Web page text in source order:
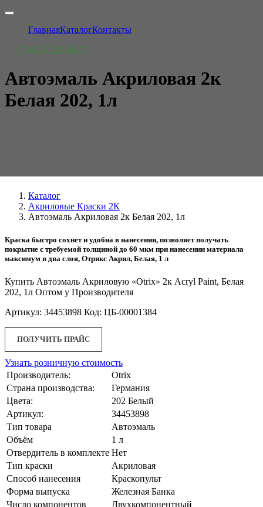
ГлавнаяКаталогКонтакты
+7 (812) 329-00-77
Автоэмаль Акриловая 2к
Белая 202, 1л
Каталог
Акриловые Краски 2К
Автоэмаль Акриловая 2к Белая 202, 1л
Краска быстро сохнет и удобна в нанесении, позволяет получать
покрытие с требуемой толщиной до 60 мкм при нанесении материала
максимум в два слоя, Отрикс Акрил, Белая, 1 л
Купить Автоэмаль Акриловую «Otrix» 2к Acryl Paint, Белая
202, 1л Оптом у Производителя
Артикул: 34453898 Код: ЦБ-00001384
ПОЛУЧИТЬ ПРАЙС
Узнать розничную стоимость
Производитель:
Otrix
Страна производства:
Германия
Цвета:
202 Белый
Артикул:
34453898
Тип товара
Автоэмаль
Объём
1 л
Отвердитель в комплекте Нет
Тип краски
Акриловая
Способ нанесения
Краскопульт
Форма выпуска
Железная Банка
Число компонентов
Двухкомпонентный